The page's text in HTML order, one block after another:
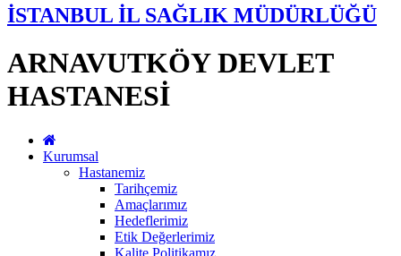
İSTANBUL İL SAĞLIK MÜDÜRLÜĞÜ
ARNAVUTKÖY DEVLET
HASTANESİ
Kurumsal
Hastanemiz
Tarihçemiz
Amaçlarımız
Hedeflerimiz
Etik Değerlerimiz
Kalite Politikamız